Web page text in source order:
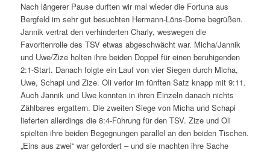
Nach längerer Pause durften wir mal wieder die Fortuna aus
Bergfeld im sehr gut besuchten Hermann-Löns-Dome begrüßen.
Jannik vertrat den verhinderten Charly, weswegen die
Favoritenrolle des TSV etwas abgeschwächt war. Micha/Jannik
und Uwe/Zize holten ihre beiden Doppel für einen beruhigenden
2:1-Start. Danach folgte ein Lauf von vier Siegen durch Micha,
Uwe, Schapi und Zize. Oli verlor im fünften Satz knapp mit 9:11.
Auch Jannik und Uwe konnten in ihren Einzeln danach nichts
Zählbares ergattern. Die zweiten Siege von Micha und Schapi
lieferten allerdings die 8:4-Führung für den TSV. Zize und Oli
spielten ihre beiden Begegnungen parallel an den beiden Tischen.
„Eins aus zwei“ war gefordert – und sie machten ihre Sache